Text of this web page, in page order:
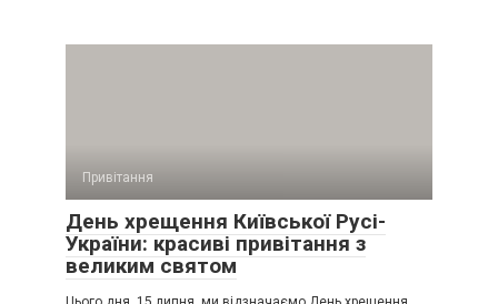
Привітання
День хрещення Київської Русі-
України: красиві привітання з
великим святом